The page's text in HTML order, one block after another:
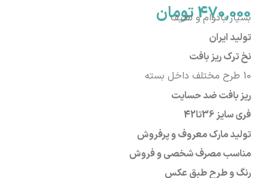
470,000تومان
بسیار بادوام و لطیف
تولید ایران
نخ ترک ریز بافت
10 طرح مختلف داخل بسته
ریز بافت ضد حسایت
فری سایز36تا42
تولید مارک معروف و پرفروش
مناسب مصرف شخصی و فروش
رنگ و طرح طبق عکس